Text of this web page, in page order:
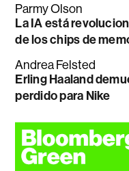
Parmy Olson
La IA está
de los chips de
Andrea Felsted
Erling Haaland
perdido para Nike